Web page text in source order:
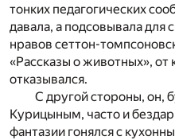
тонких педагогических
давала, а подсовывала для
нравов сеттон-
«Рассказы о животных», от
отказывался.
С другой стороны, он,
Курицыным, часто и
фантазии гонялся с